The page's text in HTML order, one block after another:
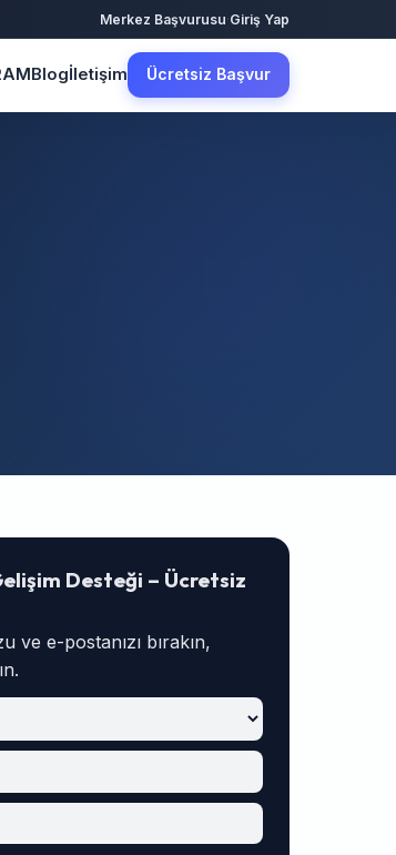
Merkez Başvurusu·Giriş Yap
Blogİletişim Ücretsiz Başvur
Desteği – Ücretsiz
ve e-postanızı bırakın,